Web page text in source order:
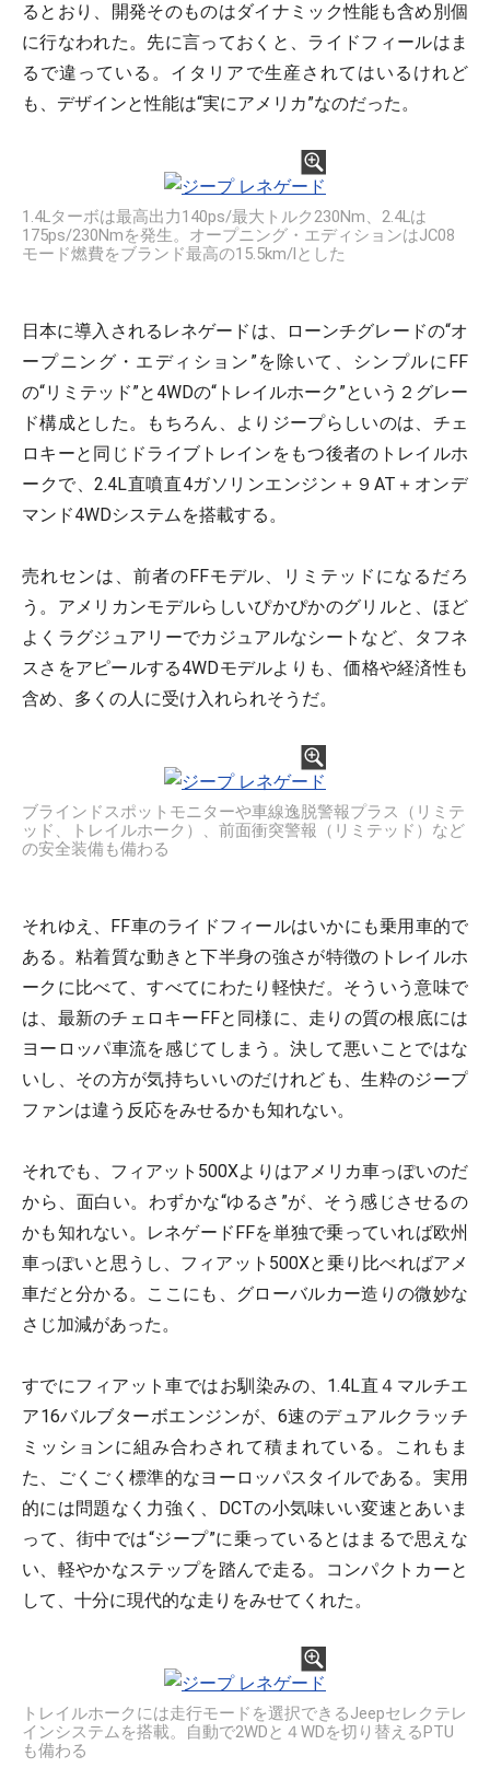
るとおり、開発そのものはダイナミック性能も含め別個
に行なわれた。先に言っておくと、ライドフィールはま
るで違っている。イタリアで生産されてはいるけれど
も、デザインと性能は“実にアメリカ”なのだった。
1.4Lターボは最高出力140ps/最大トルク230Nm、2.4Lは
175ps/230Nmを発生。オープニング・エディションはJC08
モード燃費をブランド最高の15.5km/lとした
日本に導入されるレネゲードは、ローンチグレードの“オ
ープニング・エディション”を除いて、シンプルにFF
の“リミテッド”と4WDの“トレイルホーク”という２グレー
ド構成とした。もちろん、よりジープらしいのは、チェ
ロキーと同じドライブトレインをもつ後者のトレイルホ
ークで、2.4L直噴直4ガソリンエンジン＋９AT＋オンデ
マンド4WDシステムを搭載する。
売れセンは、前者のFFモデル、リミテッドになるだろ
う。アメリカンモデルらしいぴかぴかのグリルと、ほど
よくラグジュアリーでカジュアルなシートなど、タフネ
スさをアピールする4WDモデルよりも、価格や経済性も
含め、多くの人に受け入れられそうだ。
ブラインドスポットモニターや車線逸脱警報プラス（リミテ
ッド、トレイルホーク）、前面衝突警報（リミテッド）など
の安全装備も備わる
それゆえ、FF車のライドフィールはいかにも乗用車的で
ある。粘着質な動きと下半身の強さが特徴のトレイルホ
ークに比べて、すべてにわたり軽快だ。そういう意味で
は、最新のチェロキーFFと同様に、走りの質の根底には
ヨーロッパ車流を感じてしまう。決して悪いことではな
いし、その方が気持ちいいのだけれども、生粋のジープ
ファンは違う反応をみせるかも知れない。
それでも、フィアット500Xよりはアメリカ車っぽいのだ
から、面白い。わずかな“ゆるさ”が、そう感じさせるの
かも知れない。レネゲードFFを単独で乗っていれば欧州
車っぽいと思うし、フィアット500Xと乗り比べればアメ
車だと分かる。ここにも、グローバルカー造りの微妙な
さじ加減があった。
すでにフィアット車ではお馴染みの、1.4L直４マルチエ
ア16バルブターボエンジンが、6速のデュアルクラッチ
ミッションに組み合わされて積まれている。これもま
た、ごくごく標準的なヨーロッパスタイルである。実用
的には問題なく力強く、DCTの小気味いい変速とあいま
って、街中では“ジープ”に乗っているとはまるで思えな
い、軽やかなステップを踏んで走る。コンパクトカーと
して、十分に現代的な走りをみせてくれた。
トレイルホークには走行モードを選択できるJeepセレクテレ
インシステムを搭載。自動で2WDと４WDを切り替えるPTU
も備わる